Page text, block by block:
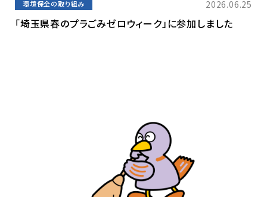
環境保全の取り組み 2026.06.25
「埼玉県春のプラごみゼロウィーク」に参加しました